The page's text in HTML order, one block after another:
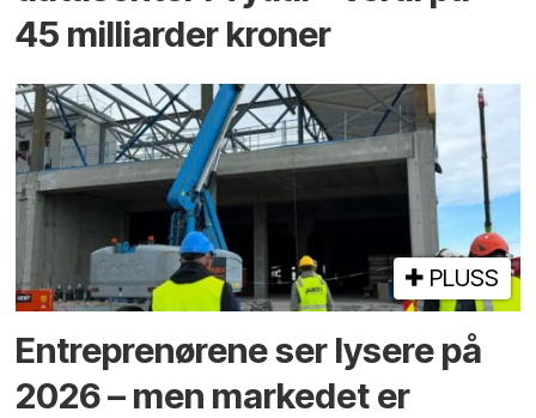
45 milliarder kroner
PLUSS
Entreprenørene ser lysere på
2026 – men markedet er